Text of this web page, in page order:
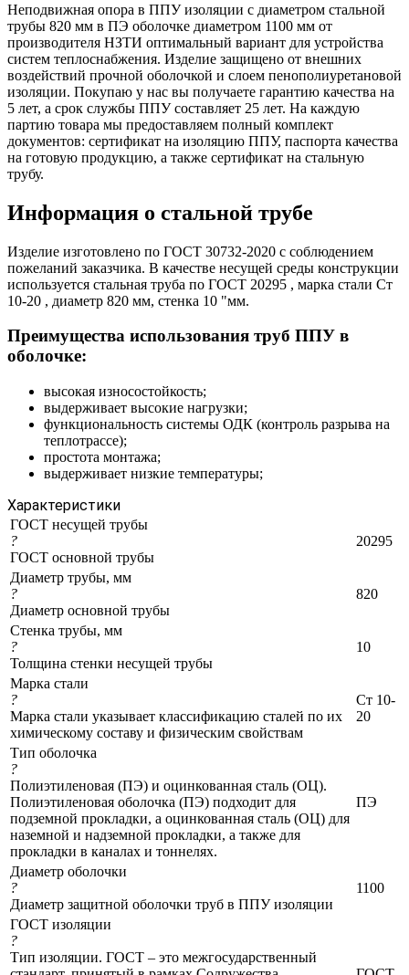
Неподвижная опора в ППУ изоляции с диаметром стальной
трубы 820 мм в ПЭ оболочке диаметром 1100 мм от
производителя НЗТИ оптимальный вариант для устройства
систем теплоснабжения. Изделие защищено от внешних
воздействий прочной оболочкой и слоем пенополиуретановой
изоляции. Покупаю у нас вы получаете гарантию качества на
5 лет, а срок службы ППУ составляет 25 лет. На каждую
партию товара мы предоставляем полный комплект
документов: сертификат на изоляцию ППУ, паспорта качества
на готовую продукцию, а также сертификат на стальную
трубу.
Информация о стальной трубе
Изделие изготовлено по ГОСТ 30732-2020 с соблюдением
пожеланий заказчика. В качестве несущей среды конструкции
используется стальная труба по ГОСТ 20295 , марка стали Ст
10-20 , диаметр 820 мм, стенка 10 "мм.
Преимущества использования труб ППУ в
оболочке:
высокая износостойкость;
выдерживает высокие нагрузки;
функциональность системы ОДК (контроль разрыва на
теплотрассе);
простота монтажа;
выдерживает низкие температуры;
Характеристики
ГОСТ несущей трубы
?
ГОСТ основной трубы
20295
Диаметр трубы, мм
?
Диаметр основной трубы
820
Стенка трубы, мм
?
Толщина стенки несущей трубы
10
Марка стали
?
Марка стали указывает классификацию сталей по их
химическому составу и физическим свойствам
Ст 10-
20
Тип оболочка
?
Полиэтиленовая (ПЭ) и оцинкованная сталь (ОЦ).
Полиэтиленовая оболочка (ПЭ) подходит для
подземной прокладки, а оцинкованная сталь (ОЦ) для
наземной и надземной прокладки, а также для
прокладки в каналах и тоннелях.
ПЭ
Диаметр оболочки
?
Диаметр защитной оболочки труб в ППУ изоляции
1100
ГОСТ изоляции
?
Тип изоляции. ГОСТ – это межгосударственный